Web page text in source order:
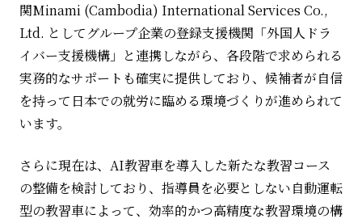
関Minami (Cambodia) International Services Co.,
Ltd. としてグループ企業の登録支援機関「外国人ドラ
イバー支援機構」と連携しながら、各段階で求められる
実務的なサポートも確実に提供しており、候補者が自信
を持って日本での就労に臨める環境づくりが進められて
います。
さらに現在は、 AI教習車を導入した新たな教習コース
の整備を検討しており、指導員を必要としない自動運転
型の教習車によって、効率的かつ高精度な教習環境の構